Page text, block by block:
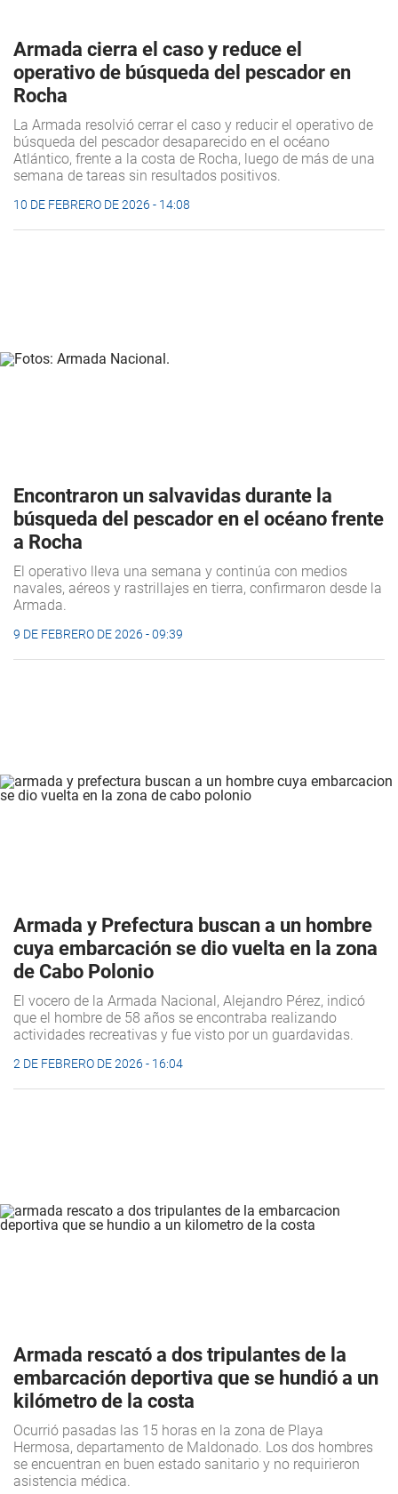
Armada cierra el caso y reduce el
operativo de búsqueda del pescador en
Rocha
La Armada resolvió cerrar el caso y reducir el operativo de
búsqueda del pescador desaparecido en el océano
Atlántico, frente a la costa de Rocha, luego de más de una
semana de tareas sin resultados positivos.
10 DE FEBRERO DE 2026 - 14:08
Encontraron un salvavidas durante la
búsqueda del pescador en el océano frente
a Rocha
El operativo lleva una semana y continúa con medios
navales, aéreos y rastrillajes en tierra, confirmaron desde la
Armada.
9 DE FEBRERO DE 2026 - 09:39
Armada y Prefectura buscan a un hombre
cuya embarcación se dio vuelta en la zona
de Cabo Polonio
El vocero de la Armada Nacional, Alejandro Pérez, indicó
que el hombre de 58 años se encontraba realizando
actividades recreativas y fue visto por un guardavidas.
2 DE FEBRERO DE 2026 - 16:04
Armada rescató a dos tripulantes de la
embarcación deportiva que se hundió a un
kilómetro de la costa
Ocurrió pasadas las 15 horas en la zona de Playa
Hermosa, departamento de Maldonado. Los dos hombres
se encuentran en buen estado sanitario y no requirieron
asistencia médica.